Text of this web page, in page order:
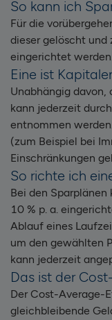
So kann ich
Für die
dieser gelöscht und
eingerichtet
Eine ist
Unabhängig davon,
kann jederzeit
entnommen
(zum Beispiel bei
Einschränkungen
So richte ich
Bei den Sparplänen
10 % p. a.
Ablauf eines
um den gewählten
kann jederzeit
Das ist der Cost-
Der Cost-Average-
gleichbleibende